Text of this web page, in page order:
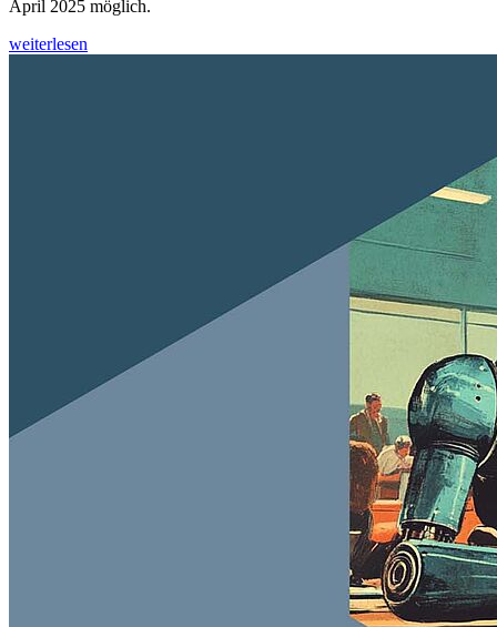
April 2025 möglich.
weiterlesen